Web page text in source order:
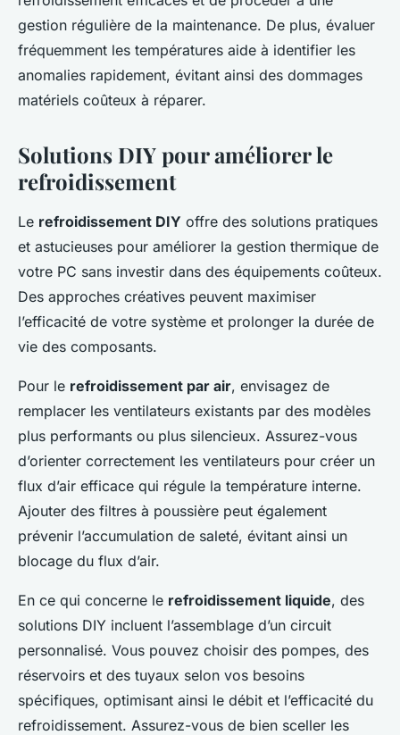
gestion régulière de la maintenance. De plus, évaluer
fréquemment les températures aide à identifier les
anomalies rapidement, évitant ainsi des dommages
matériels coûteux à réparer.
Solutions DIY pour améliorer le
refroidissement
Le refroidissement DIY offre des solutions pratiques
et astucieuses pour améliorer la gestion thermique de
votre PC sans investir dans des équipements coûteux.
Des approches créatives peuvent maximiser
l’efficacité de votre système et prolonger la durée de
vie des composants.
Pour le refroidissement par air, envisagez de
remplacer les ventilateurs existants par des modèles
plus performants ou plus silencieux. Assurez-vous
d’orienter correctement les ventilateurs pour créer un
flux d’air efficace qui régule la température interne.
Ajouter des filtres à poussière peut également
prévenir l’accumulation de saleté, évitant ainsi un
blocage du flux d’air.
En ce qui concerne le refroidissement liquide, des
solutions DIY incluent l’assemblage d’un circuit
personnalisé. Vous pouvez choisir des pompes, des
réservoirs et des tuyaux selon vos besoins
spécifiques, optimisant ainsi le débit et l’efficacité du
refroidissement. Assurez-vous de bien sceller les